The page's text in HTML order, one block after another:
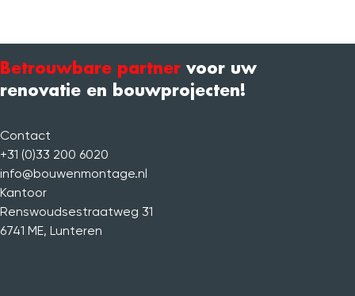
Betrouwbare partner voor uw
renovatie en bouwprojecten!
Contact
+31 (0)33 200 6020
info@bouwenmontage.nl
Kantoor
Renswoudsestraatweg 31
6741 ME, Lunteren